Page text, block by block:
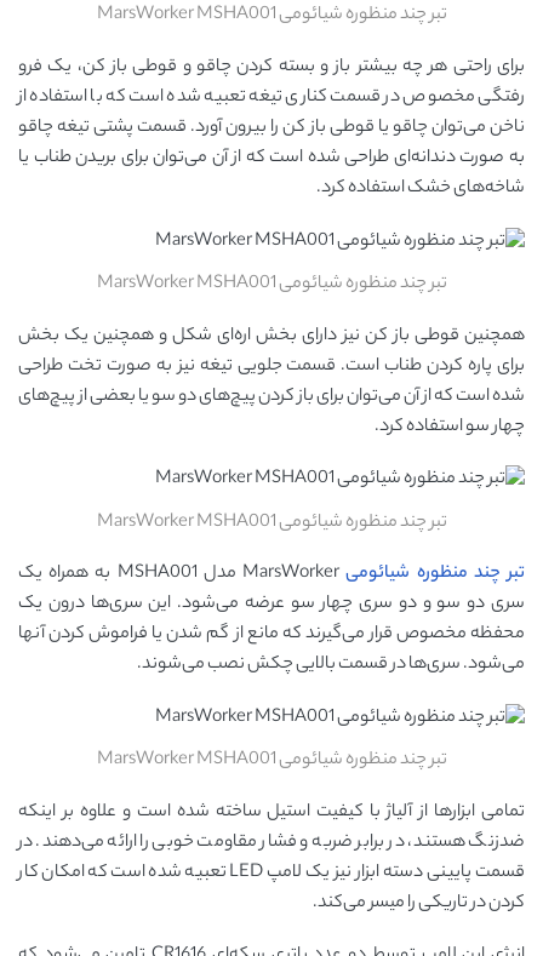
تبر چند منظوره شیائومی MarsWorker MSHA001
برای راحتی هر چه بیشتر باز و بسته کردن چاقو و قوطی باز کن، یک فرو
رفتگی مخصوص در قسمت کناری تیغه تعبیه شده است که با استفاده از
ناخن می‌توان چاقو یا قوطی باز کن را بیرون آورد. قسمت پشتی تیغه چاقو
به صورت دندانه‌ای طراحی شده است که از آن می‌توان برای بریدن طناب یا
شاخه‌های خشک استفاده کرد.
تبر چند منظوره شیائومی MarsWorker MSHA001
همچنین قوطی باز کن نیز دارای بخش اره‌ای شکل و همچنین یک بخش
برای پاره کردن طناب است. قسمت جلویی تیغه نیز به صورت تخت طراحی
شده است که از آن می‌توان برای باز کردن پیچ‌های دو سو یا بعضی از پیچ‌های
چهار سو استفاده کرد.
تبر چند منظوره شیائومی MarsWorker MSHA001
تبر چند منظوره شیائومی
MarsWorker مدل MSHA001 به همراه یک
سری دو سو و دو سری چهار سو عرضه می‌شود. این سری‌ها درون یک
محفظه مخصوص قرار می‌گیرند که مانع از گم شدن یا فراموش کردن آنها
می‌شود. سری‌ها در قسمت بالایی چکش نصب می‌شوند.
تبر چند منظوره شیائومی MarsWorker MSHA001
تمامی ابزارها از آلیاژ با کیفیت استیل ساخته شده است و علاوه بر اینکه
ضدزنگ هستند، در برابر ضربه و فشار مقاومت خوبی را ارائه می‌دهند. در
قسمت پایینی دسته ابزار نیز یک لامپ LED تعبیه شده است که امکان کار
کردن در تاریکی را میسر می‌کند.